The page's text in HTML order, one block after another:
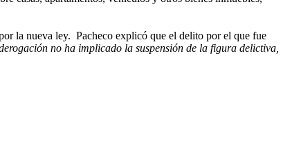
la nueva ley. Pacheco explicó que el delito por el que fue
no ha implicado la suspensión de la figura delictiva,